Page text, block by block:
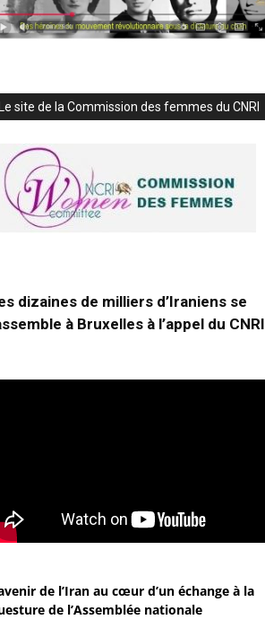
site de la Commission des femmes du CNRI
dizaines de milliers d’Iraniens se
à Bruxelles à l’appel du CNRI
de l’Iran au cœur d’un échange à la
de l’Assemblée nationale